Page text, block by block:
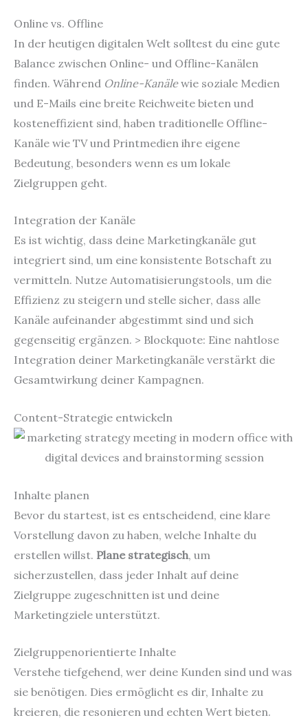
Online vs. Offline
In der heutigen digitalen Welt solltest du eine gute
Balance zwischen Online- und Offline-Kanälen
finden. Während Online-Kanälewie soziale Medien
und E-Mails eine breite Reichweite bieten und
kosteneffizient sind, haben traditionelle Offline-
Kanäle wie TV und Printmedien ihre eigene
Bedeutung, besonders wenn es um lokale
Zielgruppen geht.
Integration der Kanäle
Es ist wichtig, dass deine Marketingkanäle gut
integriert sind, um eine konsistente Botschaft zu
vermitteln. Nutze Automatisierungstools, um die
Effizienz zu steigern und stelle sicher, dass alle
Kanäle aufeinander abgestimmt sind und sich
gegenseitig ergänzen. > Blockquote: Eine nahtlose
Integration deiner Marketingkanäle verstärkt die
Gesamtwirkung deiner Kampagnen.
Content-Strategie entwickeln
Inhalte planen
Bevor du startest, ist es entscheidend, eine klare
Vorstellung davon zu haben, welche Inhalte du
erstellen willst. Plane strategisch, um
sicherzustellen, dass jeder Inhalt auf deine
Zielgruppe zugeschnitten ist und deine
Marketingziele unterstützt.
Zielgruppenorientierte Inhalte
Verstehe tiefgehend, wer deine Kunden sind und was
sie benötigen. Dies ermöglicht es dir, Inhalte zu
kreieren, die resonieren und echten Wert bieten.